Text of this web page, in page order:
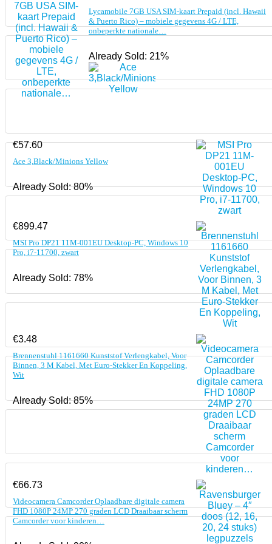
Lycamobile 7GB USA SIM-kaart Prepaid (incl. Hawaii
& Puerto Rico) – mobiele gegevens 4G / LTE,
onbeperkte nationale…
Already Sold: 21%
€57.60
Ace 3,Black/Minions Yellow
Already Sold: 80%
€899.47
MSI Pro DP21 11M-001EU Desktop-PC, Windows 10
Pro, i7-11700, zwart
Already Sold: 78%
€3.48
Brennenstuhl 1161660 Kunststof Verlengkabel, Voor
Binnen, 3 M Kabel, Met Euro-Stekker En Koppeling,
Wit
Already Sold: 85%
€66.73
Videocamera Camcorder Oplaadbare digitale camera
FHD 1080P 24MP 270 graden LCD Draaibaar scherm
Camcorder voor kinderen…